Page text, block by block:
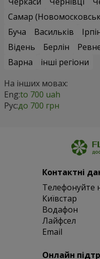
Самар
Буча
Васильків
Відень
Берлін
Варна
інші регіони
На інших мовах:
Eng:to 700 uah
Рус:до 700 грн
Контактні
Телефонуйте
Київстар
Водафон
Лайфсел
Email
Онлайн